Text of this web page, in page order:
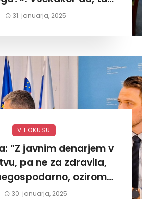
današnjega«
31. januarja, 2025
V FOKUSU
“Z javnim denarjem v
pa ne za zdravila,
oziroma
Tokrat na Žalskem«
30. januarja, 2025